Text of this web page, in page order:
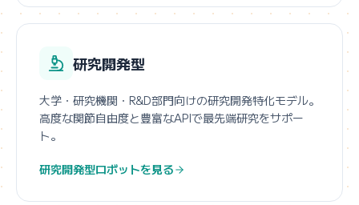
研究開発型
大学・研究機関・R&D部門向けの研究開発特化モデル。
高度な関節自由度と豊富なAPIで最先端研究をサポー
ト。
研究開発型ロボットを見る